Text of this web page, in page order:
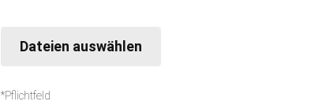
Dateien auswählen
*Pflichtfeld